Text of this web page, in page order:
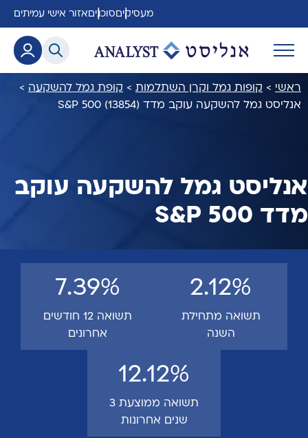
מעסיקים סוכנים אזור אישי עמיתים
ראשי > קופות גמל וקרן השתלמות > קופת גמל להשקעה >
אנליסט גמל להשקעה עוקב מדד S&P 500 (13854)
אנליסט גמל להשקעה עוקב
מדד S&P 500
2.12%
תשואה מתחילת
השנה
7.39%
תשואה 12 חודשים
אחרונים
12.12%
תשואה ממוצעת 3
שנים אחרונות